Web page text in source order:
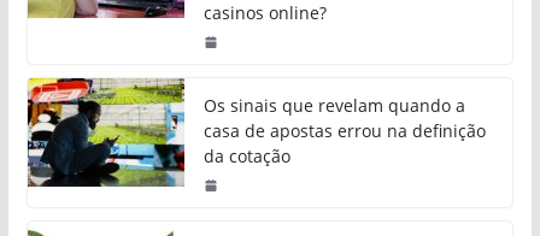
casinos online?
Os sinais que revelam quando a
casa de apostas errou na definição
da cotação